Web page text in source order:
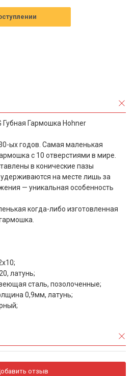
Губная Гармошка Hohner
ых годов. Самая маленькая
с 10 отверстиями в мире.
в конические пазы
на месте лишь за
— уникальная особенность
когда-либо изготовленная
латунь;
сталь, позолоченные;
0,9мм, латунь;
отзыв